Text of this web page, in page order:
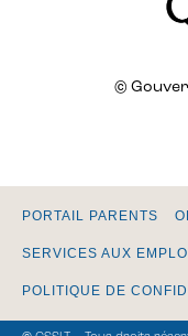
©
PORTAIL PARENTS
SERVICES AUX
POLITIQUE DE